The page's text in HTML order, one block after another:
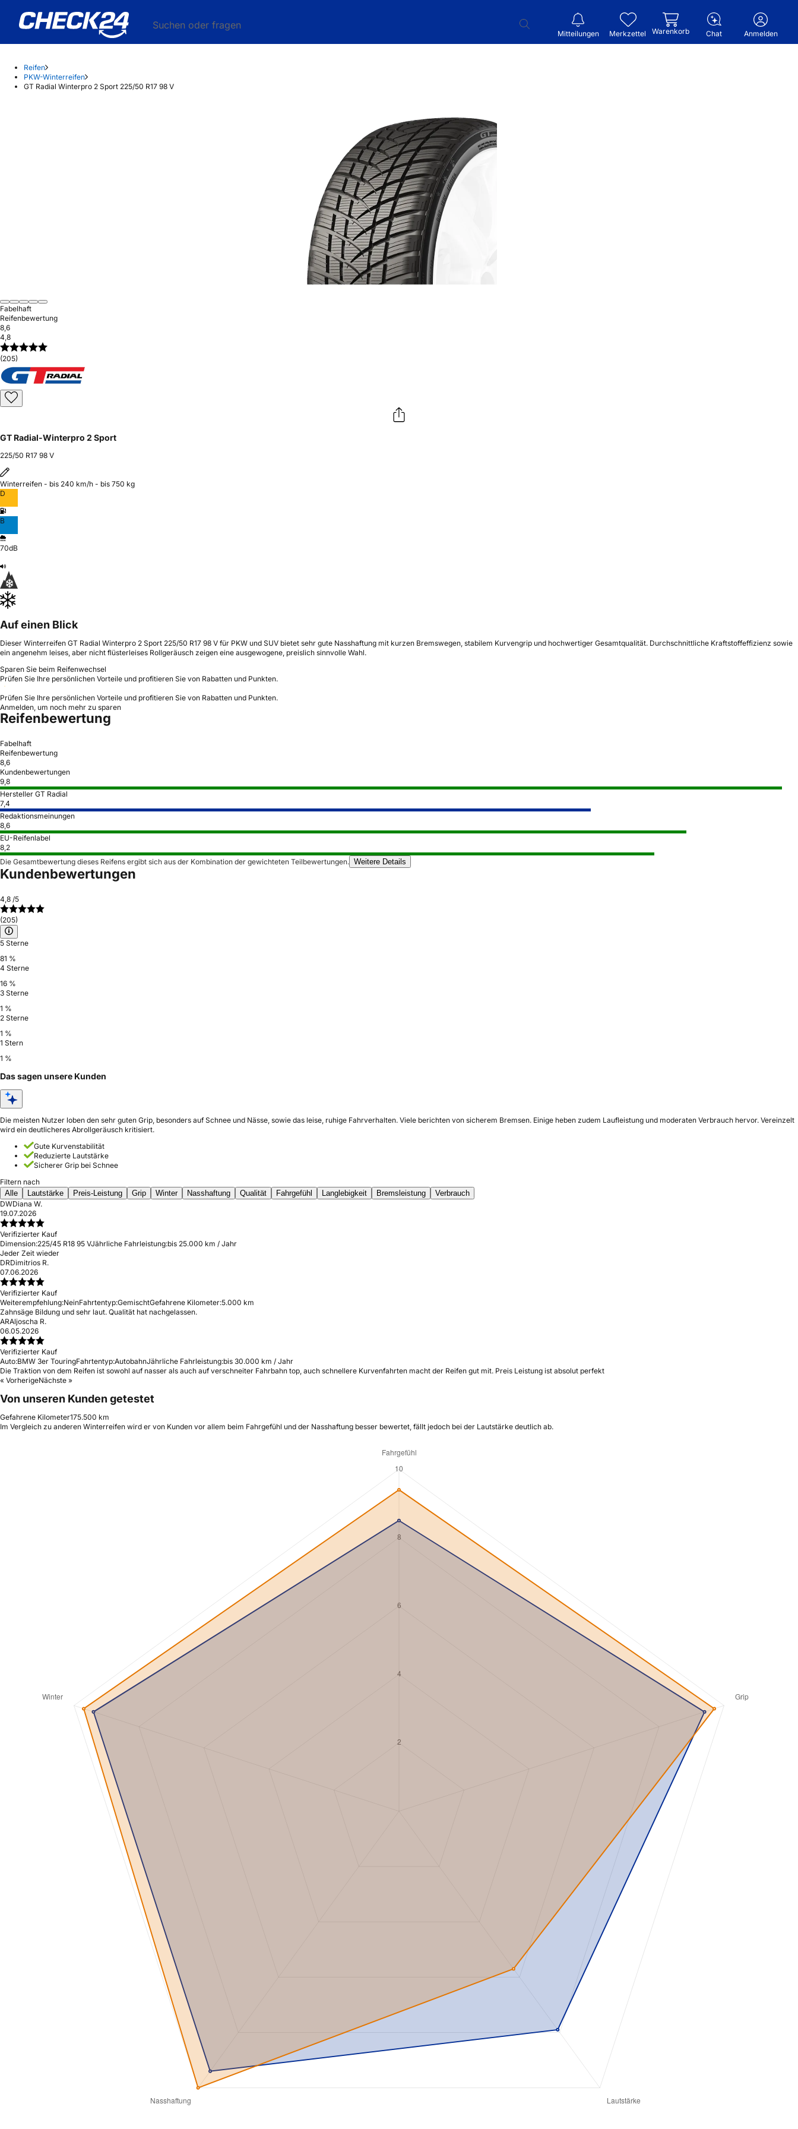
Suchen oder fragen
Mitteilungen Merkzettel Warenkorb Chat Anmelden
Reifen
PKW-Winterreifen
GT Radial Winterpro 2 Sport 225/50 R17 98 V
Fabelhaft
Reifenbewertung
8,6
4,8
(205)
GT Radial-Winterpro 2 Sport
225/50 R17 98 V
Winterreifen - bis 240 km/h - bis 750 kg
D
B
70dB
Auf einen Blick
Dieser Winterreifen GT Radial Winterpro 2 Sport 225/50 R17 98 V für PKW und SUV bietet sehr gute Nasshaftung mit kurzen Bremswegen, stabilem Kurvengrip und hochwertiger Gesamtqualität. Durchschnittliche Kraftstoffeffizienz sowie
ein angenehm leises, aber nicht flüsterleises Rollgeräusch zeigen eine ausgewogene, preislich sinnvolle Wahl.
Sparen Sie beim Reifenwechsel
Prüfen Sie Ihre persönlichen Vorteile und profitieren Sie von Rabatten und Punkten.
Prüfen Sie Ihre persönlichen Vorteile und profitieren Sie von Rabatten und Punkten.
Anmelden, um noch mehr zu sparen
Reifenbewertung
Fabelhaft
Reifenbewertung
8,6
Kundenbewertungen
9,8
Hersteller GT Radial
7,4
Redaktionsmeinungen
8,6
EU-Reifenlabel
8,2
Die Gesamtbewertung dieses Reifens ergibt sich aus der Kombination der gewichteten Teilbewertungen. Weitere Details
Kundenbewertungen
4,8 /5
(205)
5 Sterne
81 %
4 Sterne
16 %
3 Sterne
1 %
2 Sterne
1 %
1 Stern
1 %
Das sagen unsere Kunden
Die meisten Nutzer loben den sehr guten Grip, besonders auf Schnee und Nässe, sowie das leise, ruhige Fahrverhalten. Viele berichten von sicherem Bremsen. Einige heben zudem Laufleistung und moderaten Verbrauch hervor. Vereinzelt
wird ein deutlicheres Abrollgeräusch kritisiert.
Gute Kurvenstabilität
Reduzierte Lautstärke
Sicherer Grip bei Schnee
Filtern nach
Alle
Lautstärke Preis-Leistung Grip Winter Nasshaftung Qualität Fahrgefühl Langlebigkeit Bremsleistung
Verbrauch
DWDiana W.
19.07.2026
Verifizierter Kauf
Dimension:225/45 R18 95 VJährliche Fahrleistung:bis 25.000 km / Jahr
Jeder Zeit wieder
DRDimitrios R.
07.06.2026
Verifizierter Kauf
Weiterempfehlung:NeinFahrtentyp:GemischtGefahrene Kilometer:5.000 km
Zahnsäge Bildung und sehr laut. Qualität hat nachgelassen.
ARAljoscha R.
06.05.2026
Verifizierter Kauf
Auto:BMW 3er TouringFahrtentyp:AutobahnJährliche Fahrleistung:bis 30.000 km / Jahr
Die Traktion von dem Reifen ist sowohl auf nasser als auch auf verschneiter Fahrbahn top, auch schnellere Kurvenfahrten macht der Reifen gut mit. Preis Leistung ist absolut perfekt
« VorherigeNächste »
Von unseren Kunden getestet
Gefahrene Kilometer175.500 km
Im Vergleich zu anderen Winterreifen wird er von Kunden vor allem beim Fahrgefühl und der Nasshaftung besser bewertet, fällt jedoch bei der Lautstärke deutlich ab.